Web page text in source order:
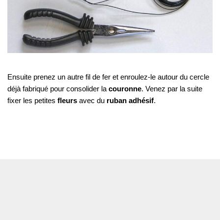
Ensuite prenez un autre fil de fer et enroulez-le autour du cercle
déjà fabriqué pour consolider la couronne. Venez par la suite
fixer les petites fleurs avec du ruban adhésif.